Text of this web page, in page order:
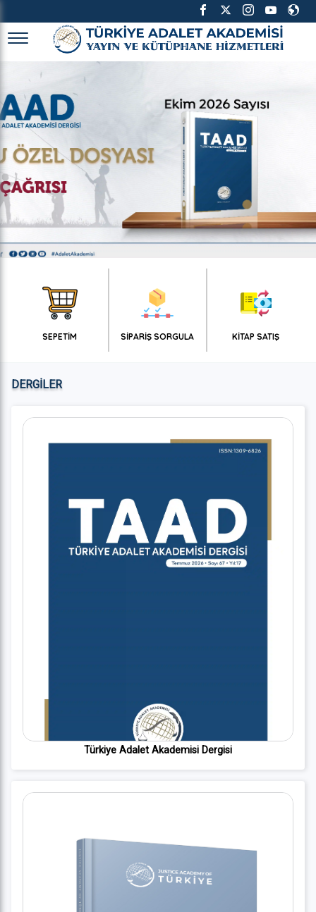
TÜRKİYE ADALET
SEPETİM SİPARİŞ SORGULA KİTAP SATIŞ
DERGİLER
Türkiye Adalet Akademisi Dergisi